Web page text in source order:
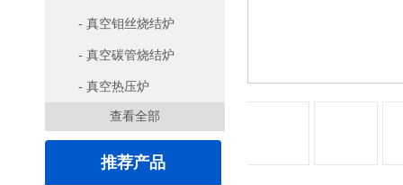
- 真空钼丝烧结炉
- 真空碳管烧结炉
- 真空热压炉
查看全部
推荐产品